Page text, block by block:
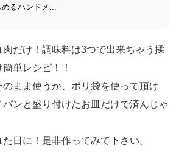
めるハンドメ...
だけ！調味料は3つで出来ちゃう揉
単レシピ！！
まま使うか、ポリ袋を使って頂け
ンと盛り付けたお皿だけで済んじゃ
日に！是非作ってみて下さい。